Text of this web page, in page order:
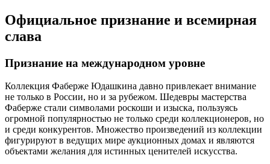
Официальное признание и всемирная
слава
Признание на международном уровне
Коллекция Фаберже Юдашкина давно привлекает внимание
не только в России, но и за рубежом. Шедевры мастерства
Фаберже стали символами роскоши и изыска, пользуясь
огромной популярностью не только среди коллекционеров, но
и среди конкурентов. Множество произведений из коллекции
фигурируют в ведущих мире аукционных домах и являются
объектами желания для истинных ценителей искусства.